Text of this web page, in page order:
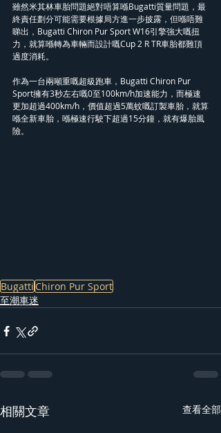
雖然米其林車胎問題絕對唔算喺Bugatti質量問題，最
終責任劃分可能需要根據局方進一步披露，但喺唔難
睇出，Bugatti Chiron Pur Sport W16引擎強大嘅扭
力，就算喺轉為車輛而設計嘅Cup 2 R TR車胎都難頂
過度消耗。
作為一台兩噸重嘅超級跑車，Bugatti Chiron Pur
Sport擁有3秒左右嘅0至100km/h加速能力，而極速
更加超過400km/h，價值超過5萬蚊嘅訂製車胎，就算
喺全新車胎，喺極速行駛下超過15分鐘，就有爆胎風
險。
Bugatti Chiron Pur Sport
至潮車迷
相關文章 查看全部